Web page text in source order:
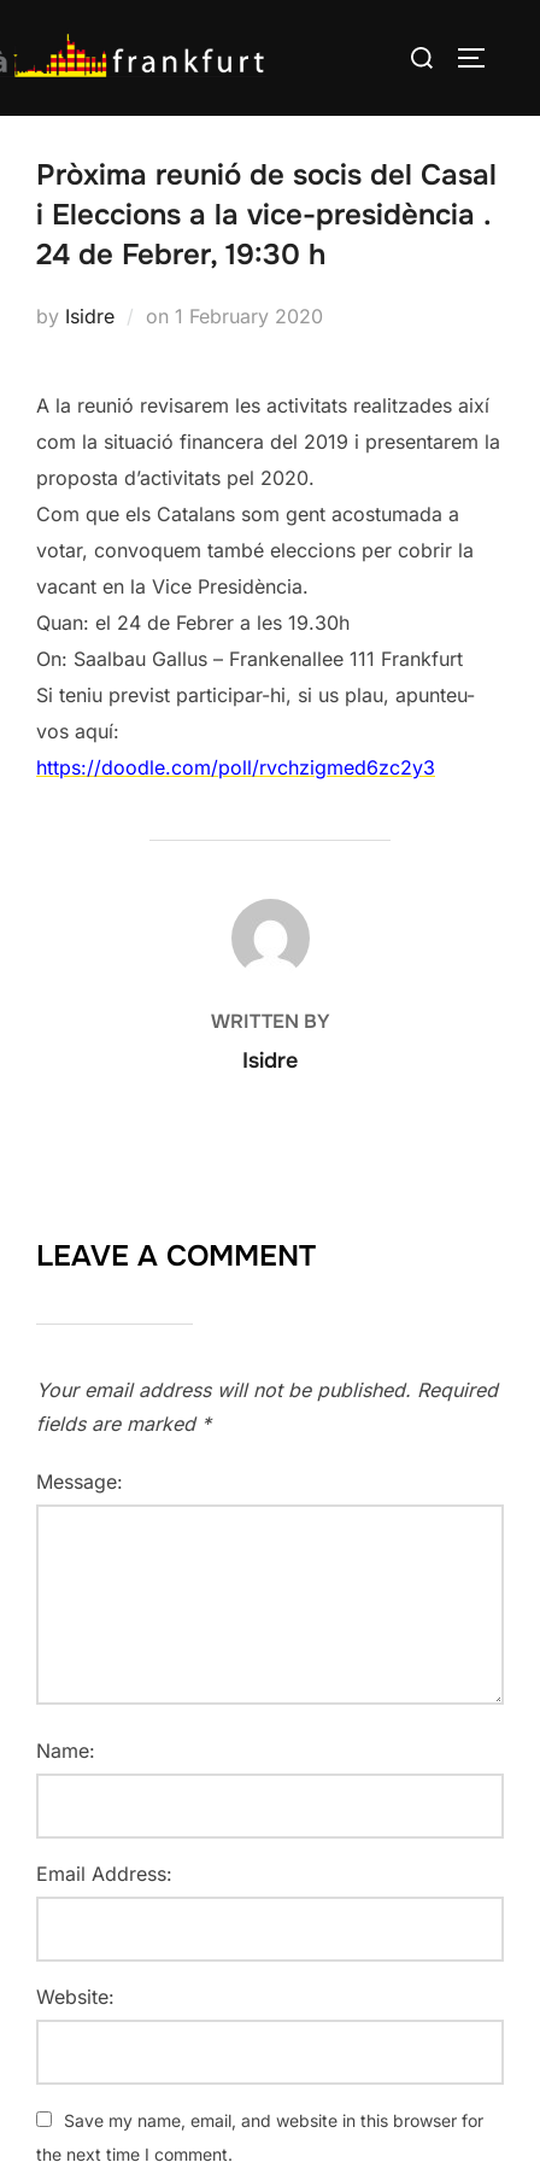
to
content
Search
Pròxima reunió de socis del Casal
i Eleccions a la vice-presidència .
24 de Febrer, 19:30 h
by Isidre on Posted
1 February 2020
A la reunió revisarem les activitats realitzades així
com la situació financera del 2019 i presentarem la
proposta d’activitats pel 2020.
Com que els Catalans som gent acostumada a
votar, convoquem també eleccions per cobrir la
vacant en la Vice Presidència.
Quan: el 24 de Febrer a les 19.30h
On: Saalbau Gallus – Frankenallee 111 Frankfurt
Si teniu previst participar-hi, si us plau, apunteu-
vos aquí:
https://doodle.com/poll/rvchzigmed6zc2y3
POST AUTHOR
WRITTEN BY
Isidre
LEAVE A COMMENT
Your email address will not be published. Required
fields are marked *
Message:
Name:
Email Address:
Website:
Save my name, email, and website in this browser for
the next time I comment.